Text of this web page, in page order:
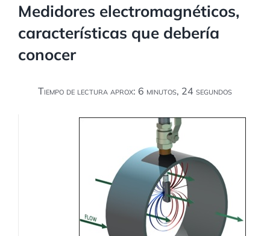
Medidores electromagnéticos,
características que debería
conocer
Tiempo de lectura aprox: 6 minutos, 24 segundos